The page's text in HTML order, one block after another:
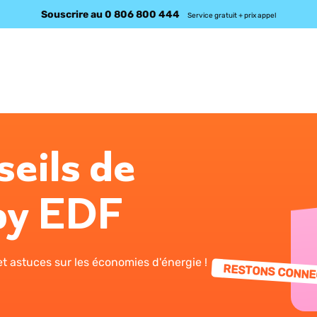
Service gratuit + prix appel
Souscrire au 0 806 800 444
de
EDF
astuces sur les économies d'énergie !
RESTONS